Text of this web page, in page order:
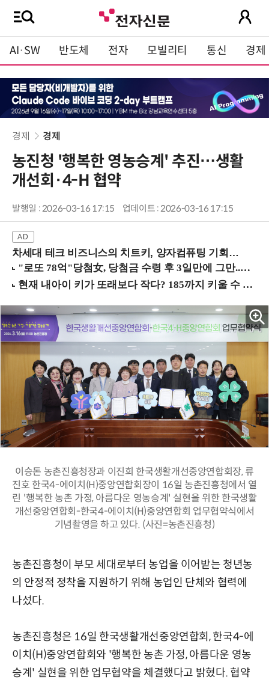
AI·SW 반도체 전자 모빌리티 통신 경제
경제 경제
농진청 '행복한 영농승계' 추진…생활
개선회·4-H 협약
발행일 : 2026-03-16 17:15 업데이트 : 2026-03-16 17:15
차세대 테크 비즈니스의 치트키, 양자컴퓨팅 기회를 선점하라! (8/28 강남역)
이승돈 농촌진흥청장과 이진희 한국생활개선중앙연합회장, 류
진호 한국4-에이치(H)중앙연합회장이 16일 농촌진흥청에서 열
린 '행복한 농촌 가정, 아름다운 영농승계' 실현을 위한 한국생활
개선중앙연합회-한국4-에이치(H)중앙연합회 업무협약식에서
기념촬영을 하고 있다. (사진=농촌진흥청)
농촌진흥청이 부모 세대로부터 농업을 이어받는 청년농
의 안정적 정착을 지원하기 위해 농업인 단체와 협력에
나섰다.
농촌진흥청은 16일 한국생활개선중앙연합회, 한국4-에
이치(H)중앙연합회와 '행복한 농촌 가정, 아름다운 영농
승계' 실현을 위한 업무협약을 체결했다고 밝혔다. 협약